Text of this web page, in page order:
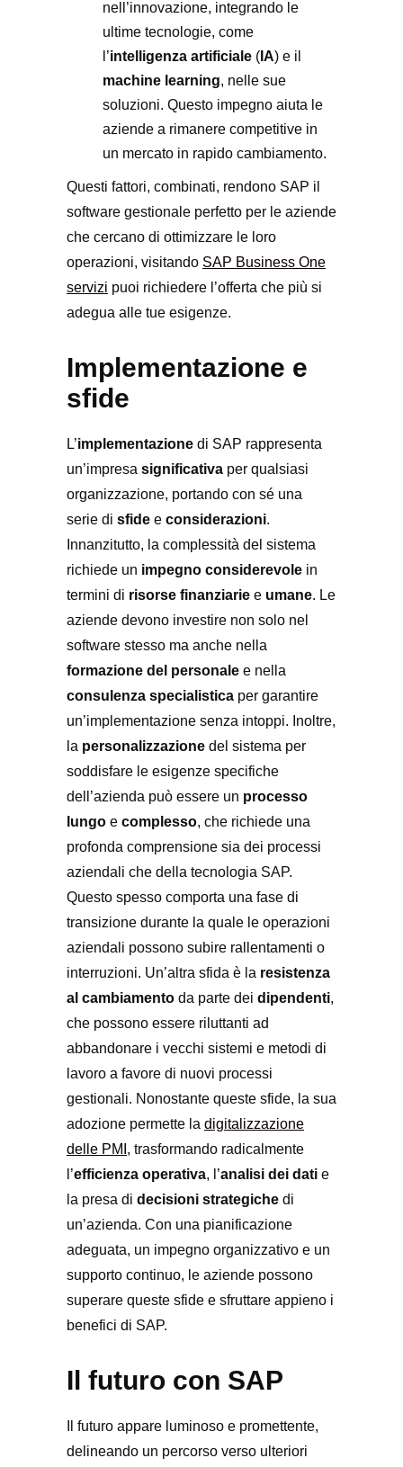
nell’innovazione, integrando le
ultime tecnologie, come
l’intelligenza artificiale ( IA) e il
machine learning, nelle sue
soluzioni. Questo impegno aiuta le
aziende a rimanere competitive in
un mercato in rapido cambiamento.
Questi fattori, combinati, rendono SAP il
software gestionale perfetto per le aziende
che cercano di ottimizzare le loro
operazioni, visitando SAP Business One
servizi puoi richiedere l’offerta che più si
adegua alle tue esigenze.
Implementazione e
sfide
L’implementazione di SAP rappresenta
un’impresa significativa per qualsiasi
organizzazione, portando con sé una
serie di sfide e considerazioni.
Innanzitutto, la complessità del sistema
richiede un impegno considerevole in
termini di risorse finanziarie e umane. Le
aziende devono investire non solo nel
software stesso ma anche nella
formazione del personale e nella
consulenza specialistica per garantire
un’implementazione senza intoppi. Inoltre,
la personalizzazione del sistema per
soddisfare le esigenze specifiche
dell’azienda può essere un processo
lungo e complesso, che richiede una
profonda comprensione sia dei processi
aziendali che della tecnologia SAP.
Questo spesso comporta una fase di
transizione durante la quale le operazioni
aziendali possono subire rallentamenti o
interruzioni. Un’altra sfida è la resistenza
al cambiamento da parte dei dipendenti,
che possono essere riluttanti ad
abbandonare i vecchi sistemi e metodi di
lavoro a favore di nuovi processi
gestionali. Nonostante queste sfide, la sua
adozione permette la digitalizzazione
delle PMI , trasformando radicalmente
l’efficienza operativa, l’analisi dei dati e
la presa di decisioni strategiche di
un’azienda. Con una pianificazione
adeguata, un impegno organizzativo e un
supporto continuo, le aziende possono
superare queste sfide e sfruttare appieno i
benefici di SAP.
Il futuro con SAP
Il futuro appare luminoso e promettente,
delineando un percorso verso ulteriori